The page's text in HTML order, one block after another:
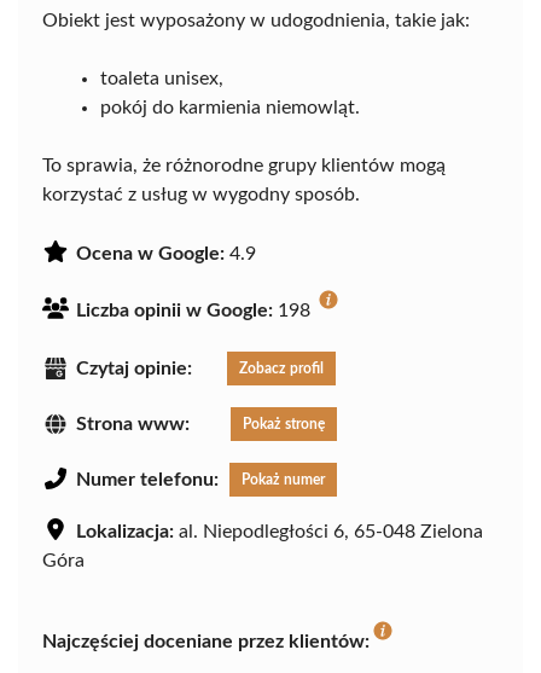
Obiekt jest wyposażony w udogodnienia, takie jak:
toaleta unisex,
pokój do karmienia niemowląt.
To sprawia, że różnorodne grupy klientów mogą
korzystać z usług w wygodny sposób.
Ocena w Google: 4.9
Liczba opinii w Google: 198
Czytaj opinie: Zobacz profil
Strona www: Pokaż stronę
Numer telefonu: Pokaż numer
Lokalizacja: al. Niepodległości 6, 65-048 Zielona
Góra
Najczęściej doceniane przez klientów: